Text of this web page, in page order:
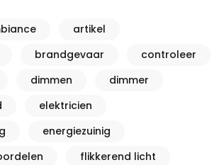
artikel
brandgevaar
controleer
dimmen
dimmer
elektricien
energiezuinig
flikkerend licht